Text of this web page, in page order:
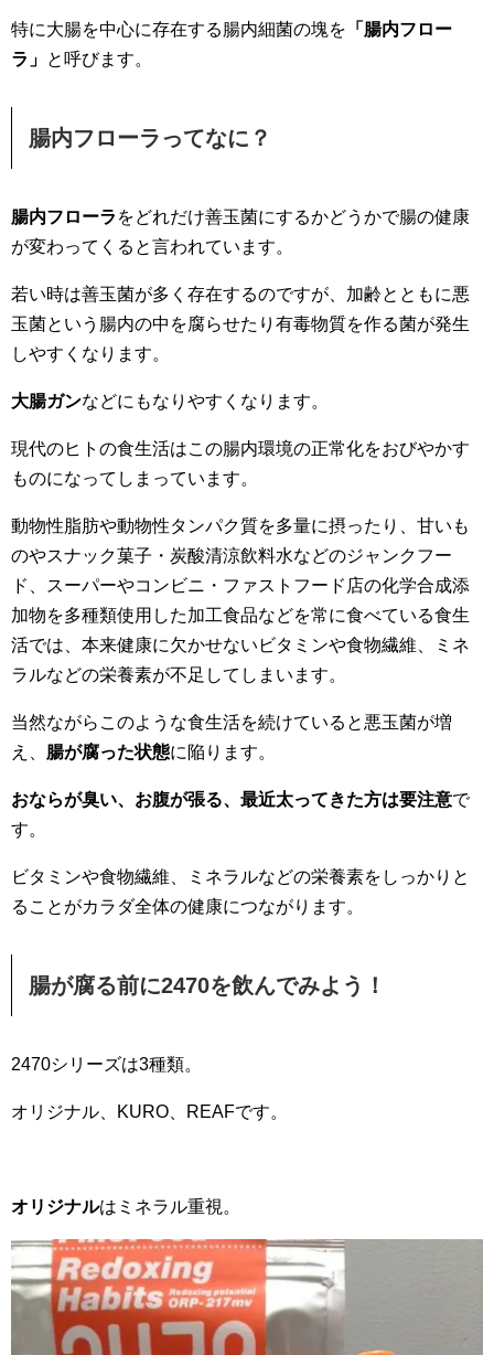
特に大腸を中心に存在する腸内細菌の塊を 「腸内フロー
ラ」 と呼びます。
腸内フローラってなに？
腸内フローラ をどれだけ善玉菌にするかどうかで腸の健康
が変わってくると言われています。
若い時は善玉菌が多く存在するのですが、加齢とともに悪
玉菌という腸内の中を腐らせたり有毒物質を作る菌が発生
しやすくなります。
大腸ガンなどにもなりやすくなります。
現代のヒトの食生活はこの腸内環境の正常化をおびやかす
ものになってしまっています。
動物性脂肪や動物性タンパク質を多量に摂ったり、甘いも
のやスナック菓子・炭酸清涼飲料水などのジャンクフー
ド、スーパーやコンビニ・ファストフード店の化学合成添
加物を多種類使用した加工食品などを常に食べている食生
活では、本来健康に欠かせないビタミンや食物繊維、ミネ
ラルなどの栄養素が不足してしまいます。
当然ながらこのような食生活を続けていると悪玉菌が増
え、 腸が腐った状態に陥ります。
おならが臭い、お腹が張る、最近太ってきた方は要注意で
す。
ビタミンや食物繊維、ミネラルなどの栄養素をしっかりと
ることがカラダ全体の健康につながります。
腸が腐る前に2470を飲んでみよう！
2470シリーズは3種類。
オリジナル、KURO、REAFです。
オリジナルはミネラル重視。